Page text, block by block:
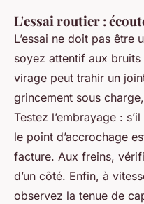
L'essai routier :
L’essai ne doit pas être
soyez attentif aux
virage peut trahir un
grincement sous
Testez l’embrayage :
le point d’accrochage
facture. Aux freins,
d’un côté. Enfin, à
observez la tenue de